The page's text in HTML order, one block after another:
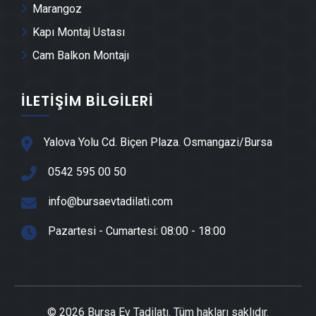
Su Yalıtımı & İzolasyon
Çatı ve Çatı İzolasyonu
Giyotin Cam Sistemleri
Çatı Oluk & Dere Sistemleri
Yangın ve Güvenlik Sistemleri
Komple Ev Tadilatı
Güneş Enerjisi Sistemleri Kurulumu
Marangoz
Kapı Montaj Ustası
Cam Balkon Montajı
İLETIŞIM BILGILERI
Yalova Yolu Cd. Biçen Plaza. Osmangazi/Bursa
0542 595 00 50
info@bursaevtadilati.com
Pazartesi - Cumartesi: 08:00 - 18:00
© 2026 Bursa Ev Tadilatı. Tüm hakları saklıdır.